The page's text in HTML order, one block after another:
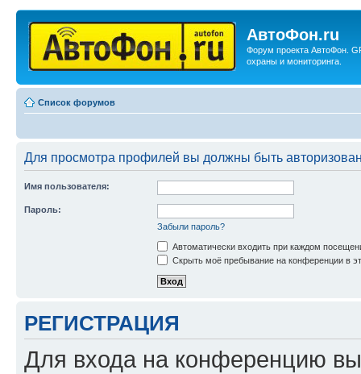
АвтоФон.ru
Форум проекта АвтоФон.
охраны и мониторинга.
Список форумов
Для просмотра профилей вы должны быть
Имя пользователя:
Пароль:
Забыли пароль?
Автоматически входить при каждом
Скрыть моё пребывание на конференции в
РЕГИСТРАЦИЯ
Для входа на конференцию